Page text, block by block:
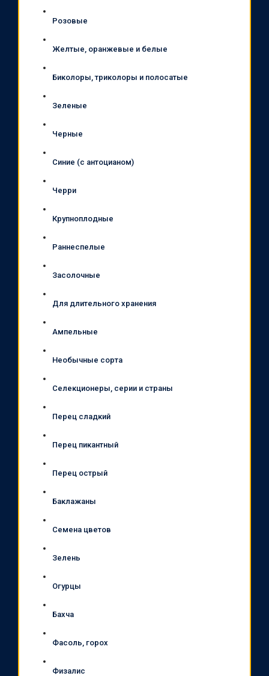
Розовые
Желтые, оранжевые и белые
Биколоры, триколоры и полосатые
Зеленые
Черные
Синие (с антоцианом)
Черри
Крупноплодные
Раннеспелые
Засолочные
Для длительного хранения
Ампельные
Необычные сорта
Селекционеры, серии и страны
Перец сладкий
Перец пикантный
Перец острый
Баклажаны
Семена цветов
Зелень
Огурцы
Бахча
Фасоль, горох
Физалис